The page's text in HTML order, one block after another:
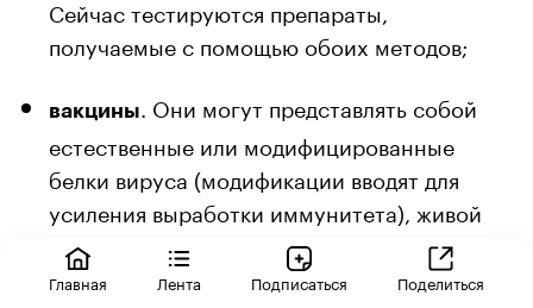
Сейчас тестируются препараты,
получаемые с помощью обоих методов;
вакцины
. Они могут представлять собой
естественные или модифицированные
белки вируса (модификации вводят для
усиления выработки иммунитета), живой
ослабленный вирус, вирусоподобные
наночастицы, синтетический генетический
Главная Лента Подписаться Поделиться